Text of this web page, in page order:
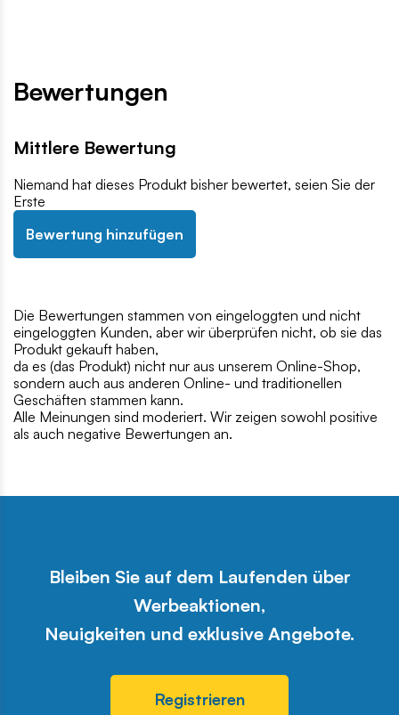
Bewertungen
Mittlere Bewertung
Niemand hat dieses Produkt bisher bewertet, seien Sie der
Erste
Bewertung hinzufügen
Die Bewertungen stammen von eingeloggten und nicht
eingeloggten Kunden, aber wir überprüfen nicht, ob sie das
Produkt gekauft haben,
da es (das Produkt) nicht nur aus unserem Online-Shop,
sondern auch aus anderen Online- und traditionellen
Geschäften stammen kann.
Alle Meinungen sind moderiert. Wir zeigen sowohl positive
als auch negative Bewertungen an.
Bleiben Sie auf dem Laufenden über
Werbeaktionen,
Neuigkeiten und exklusive Angebote.
Registrieren